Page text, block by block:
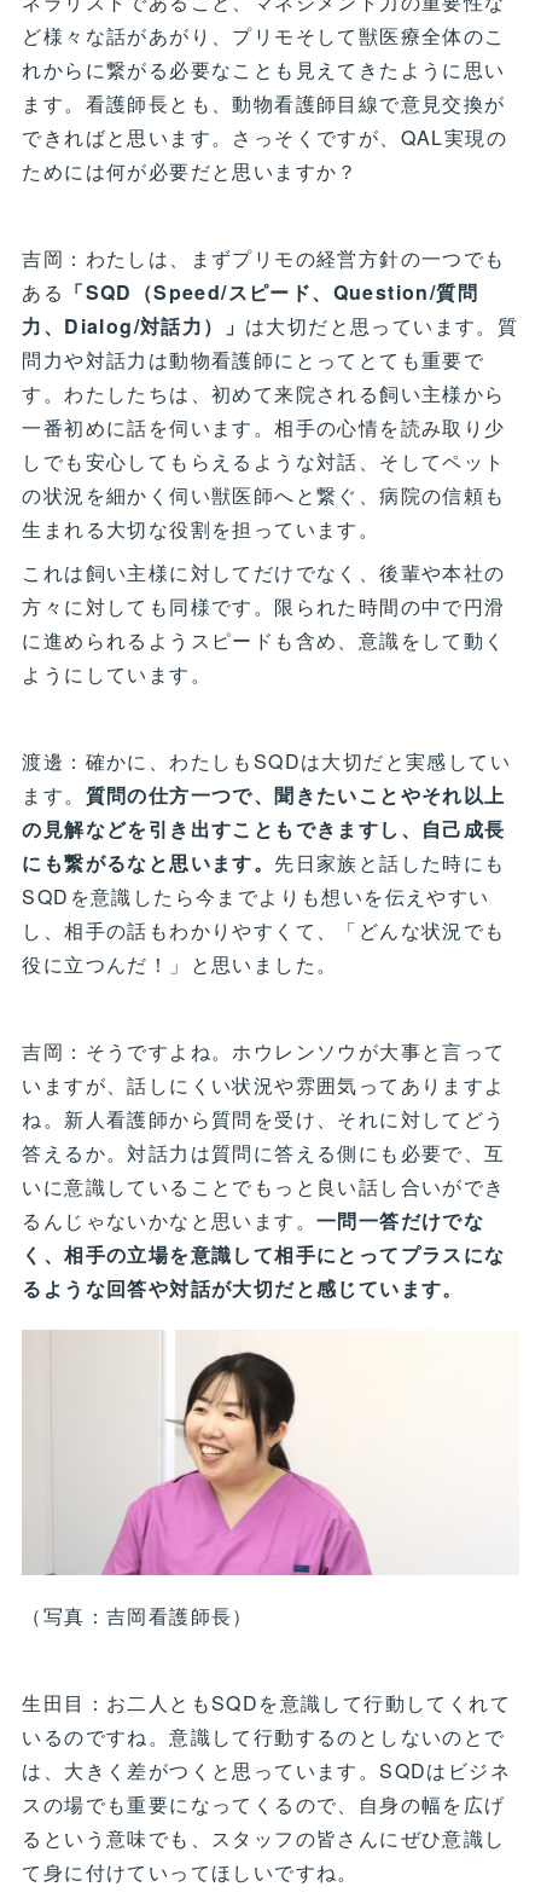
ど様々な話があがり、プリモそして獣医療全体のこ
れからに繋がる必要なことも見えてきたように思い
ます。看護師長とも、動物看護師目線で意見交換が
できればと思います。さっそくですが、QAL実現の
ためには何が必要だと思いますか？
吉岡：わたしは、まずプリモの経営方針の一つでも
ある 「SQD（Speed/スピード、Question/質問
力、Dialog/対話力）」 は大切だと思っています。質
問力や対話力は動物看護師にとってとても重要で
す。わたしたちは、初めて来院される飼い主様から
一番初めに話を伺います。相手の心情を読み取り少
しでも安心してもらえるような対話、そしてペット
の状況を細かく伺い獣医師へと繋ぐ、病院の信頼も
生まれる大切な役割を担っています。
これは飼い主様に対してだけでなく、後輩や本社の
方々に対しても同様です。限られた時間の中で円滑
に進められるようスピードも含め、意識をして動く
ようにしています。
渡邊：確かに、わたしもSQDは大切だと実感してい
ます。 質問の仕方一つで、聞きたいことやそれ以上
の見解などを引き出すこともできますし、自己成長
にも繋がるなと思います。 先日家族と話した時にも
SQDを意識したら今までよりも想いを伝えやすい
し、相手の話もわかりやすくて、「どんな状況でも
役に立つんだ！」と思いました。
吉岡：そうですよね。ホウレンソウが大事と言って
いますが、話しにくい状況や雰囲気ってありますよ
ね。新人看護師から質問を受け、それに対してどう
答えるか。対話力は質問に答える側にも必要で、互
いに意識していることでもっと良い話し合いができ
るんじゃないかなと思います。 一問一答だけでな
く、相手の立場を意識して相手にとってプラスにな
るような回答や対話が大切だと感じています。
（写真：吉岡看護師長）
生田目：お二人ともSQDを意識して行動してくれて
いるのですね。意識して行動するのとしないのとで
は、大きく差がつくと思っています。SQDはビジネ
スの場でも重要になってくるので、自身の幅を広げ
るという意味でも、スタッフの皆さんにぜひ意識し
て身に付けていってほしいですね。